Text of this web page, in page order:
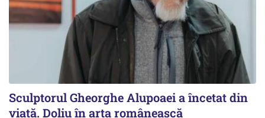
Sculptorul Gheorghe Alupoaei a încetat din
viață. Doliu în arta românească